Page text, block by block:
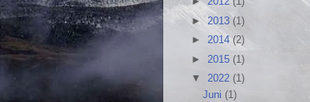
► 2013 (1)
► 2014 (2)
► 2015 (1)
▼ 2022 (1)
Juni (1)